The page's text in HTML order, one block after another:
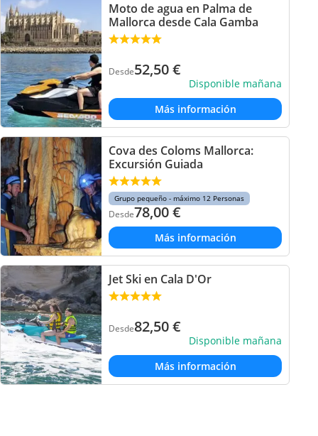
Moto de agua en Palma de
Mallorca desde Cala Gamba
Desde52,50€
Disponible mañana
Más información
Cova des Coloms Mallorca:
Excursión Guiada
Grupo pequeño - máximo 12 Personas
Desde78,00€
Más información
Jet Ski en Cala D'Or
Desde82,50€
Disponible mañana
Más información